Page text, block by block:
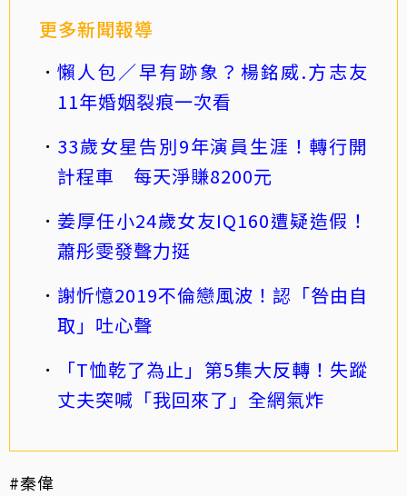
更多新聞報導
懶人包／早有跡象？楊銘威.方志友
11年婚姻裂痕一次看
33歲女星告別9年演員生涯！轉行開
計程車 每天淨賺8200元
姜厚任小24歲女友IQ160遭疑造假！
蕭彤雯發聲力挺
謝忻憶2019不倫戀風波！認「咎由自
取」吐心聲
「T恤乾了為止」第5集大反轉！失蹤
丈夫突喊「我回來了」全網氣炸
#秦偉